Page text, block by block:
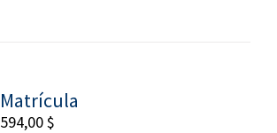
Matrícula
594,00$